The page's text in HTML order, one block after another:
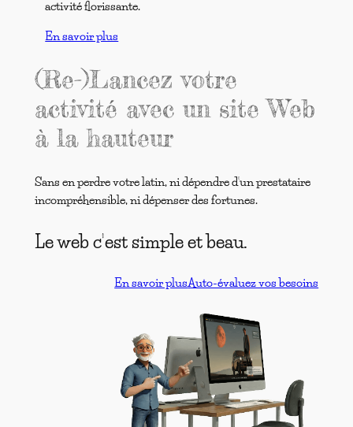
activité florissante.
En savoir plus
(Re-)Lancez votre
activité avec un site Web
à la hauteur
Sans en perdre votre latin, ni dépendre d’un prestataire
incompréhensible, ni dépenser des fortunes.
Le web c’est simple et beau.
En savoir plusAuto-évaluez vos besoins